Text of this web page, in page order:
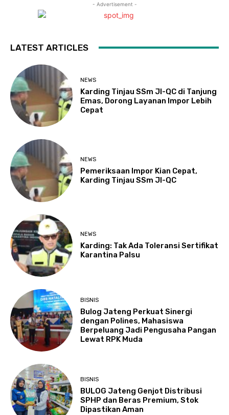
- Advertisement -
LATEST ARTICLES
NEWS
Karding Tinjau SSm JI-QC di Tanjung
Emas, Dorong Layanan Impor Lebih
Cepat
NEWS
Pemeriksaan Impor Kian Cepat,
Karding Tinjau SSm JI-QC
NEWS
Karding: Tak Ada Toleransi Sertifikat
Karantina Palsu
BISNIS
Bulog Jateng Perkuat Sinergi
dengan Polines, Mahasiswa
Berpeluang Jadi Pengusaha Pangan
Lewat RPK Muda
BISNIS
BULOG Jateng Genjot Distribusi
SPHP dan Beras Premium, Stok
Dipastikan Aman